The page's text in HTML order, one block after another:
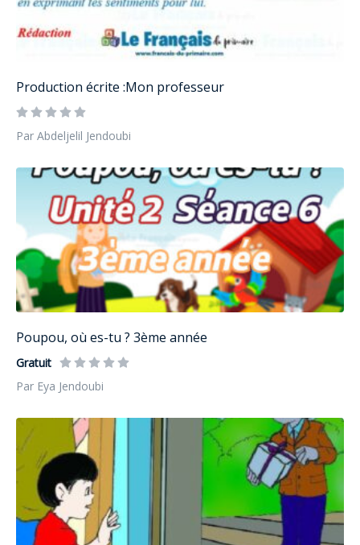
Production écrite :Mon professeur
Par Abdeljelil Jendoubi
Poupou, où es-tu ? 3ème année
Gratuit
Par Eya Jendoubi